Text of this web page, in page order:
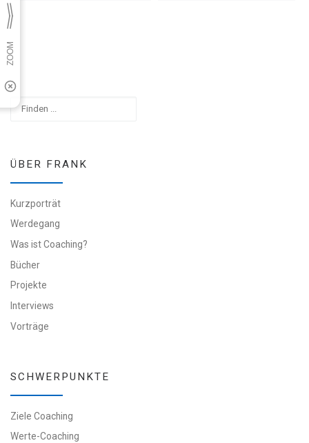
Suchen
ÜBER FRANK
Kurzporträt
Werdegang
Was ist Coaching?
Bücher
Projekte
Interviews
Vorträge
SCHWERPUNKTE
Ziele Coaching
Werte-Coaching